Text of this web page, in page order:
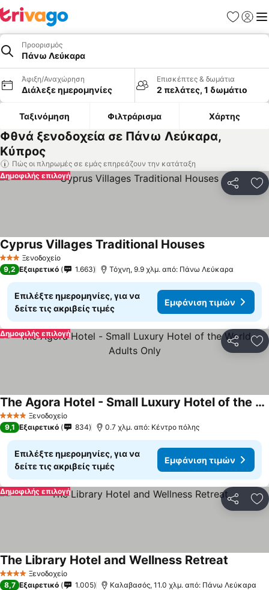
Προορισμός
Πάνω Λεύκαρα
Άφιξη/Αναχώρηση
Διάλεξε ημερομηνίες
Επισκέπτες & δωμάτια
2 πελάτες, 1 δωμάτιο
Ταξινόμηση Φιλτράρισμα Χάρτης
Φθνά ξενοδοχεία σε Πάνω Λεύκαρα,
Κύπρος
Πώς οι πληρωμές σε εμάς επηρεάζουν την κατάταξη
Δημοφιλής επιλογή
3 ΑστέριαΞενοδοχείο
Cyprus Villages Traditional Houses
9,2 Εξαιρετικό 1.663 Τόχνη, 9.9 χλμ. από: Πάνω Λεύκαρα
Επιλέξτε ημερομηνίες, για να
δείτε τις ακριβείς τιμές
Εμφάνιση τιμών
Δημοφιλής επιλογή
4 ΑστέριαΞενοδοχείο
The Agora Hotel - Small Luxury Hotel of the World - Adults Only
9,1 Εξαιρετικό 834 0.7 χλμ. από: Κέντρο πόλης
Επιλέξτε ημερομηνίες, για να
δείτε τις ακριβείς τιμές
Εμφάνιση τιμών
Δημοφιλής επιλογή
4 ΑστέριαΞενοδοχείο
The Library Hotel and Wellness Retreat
8,7 Εξαιρετικό 1.005 Καλαβασός, 11.0 χλμ. από: Πάνω Λεύκαρα